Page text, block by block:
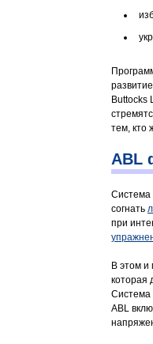
Buttocks
тем, кто
ABL
Система
согнать
при
В этом и
которая
Система
ABL